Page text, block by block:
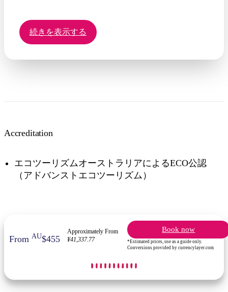
続きを表示する
Accreditation
エコツーリズムオーストラリアによるECO公認
（アドバンストエコツーリズム）
From AU$455
Approximately From
¥41,337.77
Book now
*Estimated prices, use as a guide only.
Conversions provided by currencylayer.com